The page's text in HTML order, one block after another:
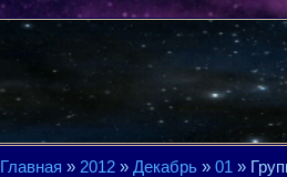
Главная » 2012 » Декабрь » 01 »